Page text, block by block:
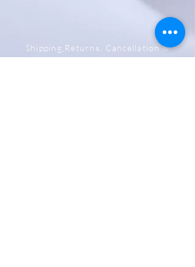
Shipping,Returns, Cancellation &